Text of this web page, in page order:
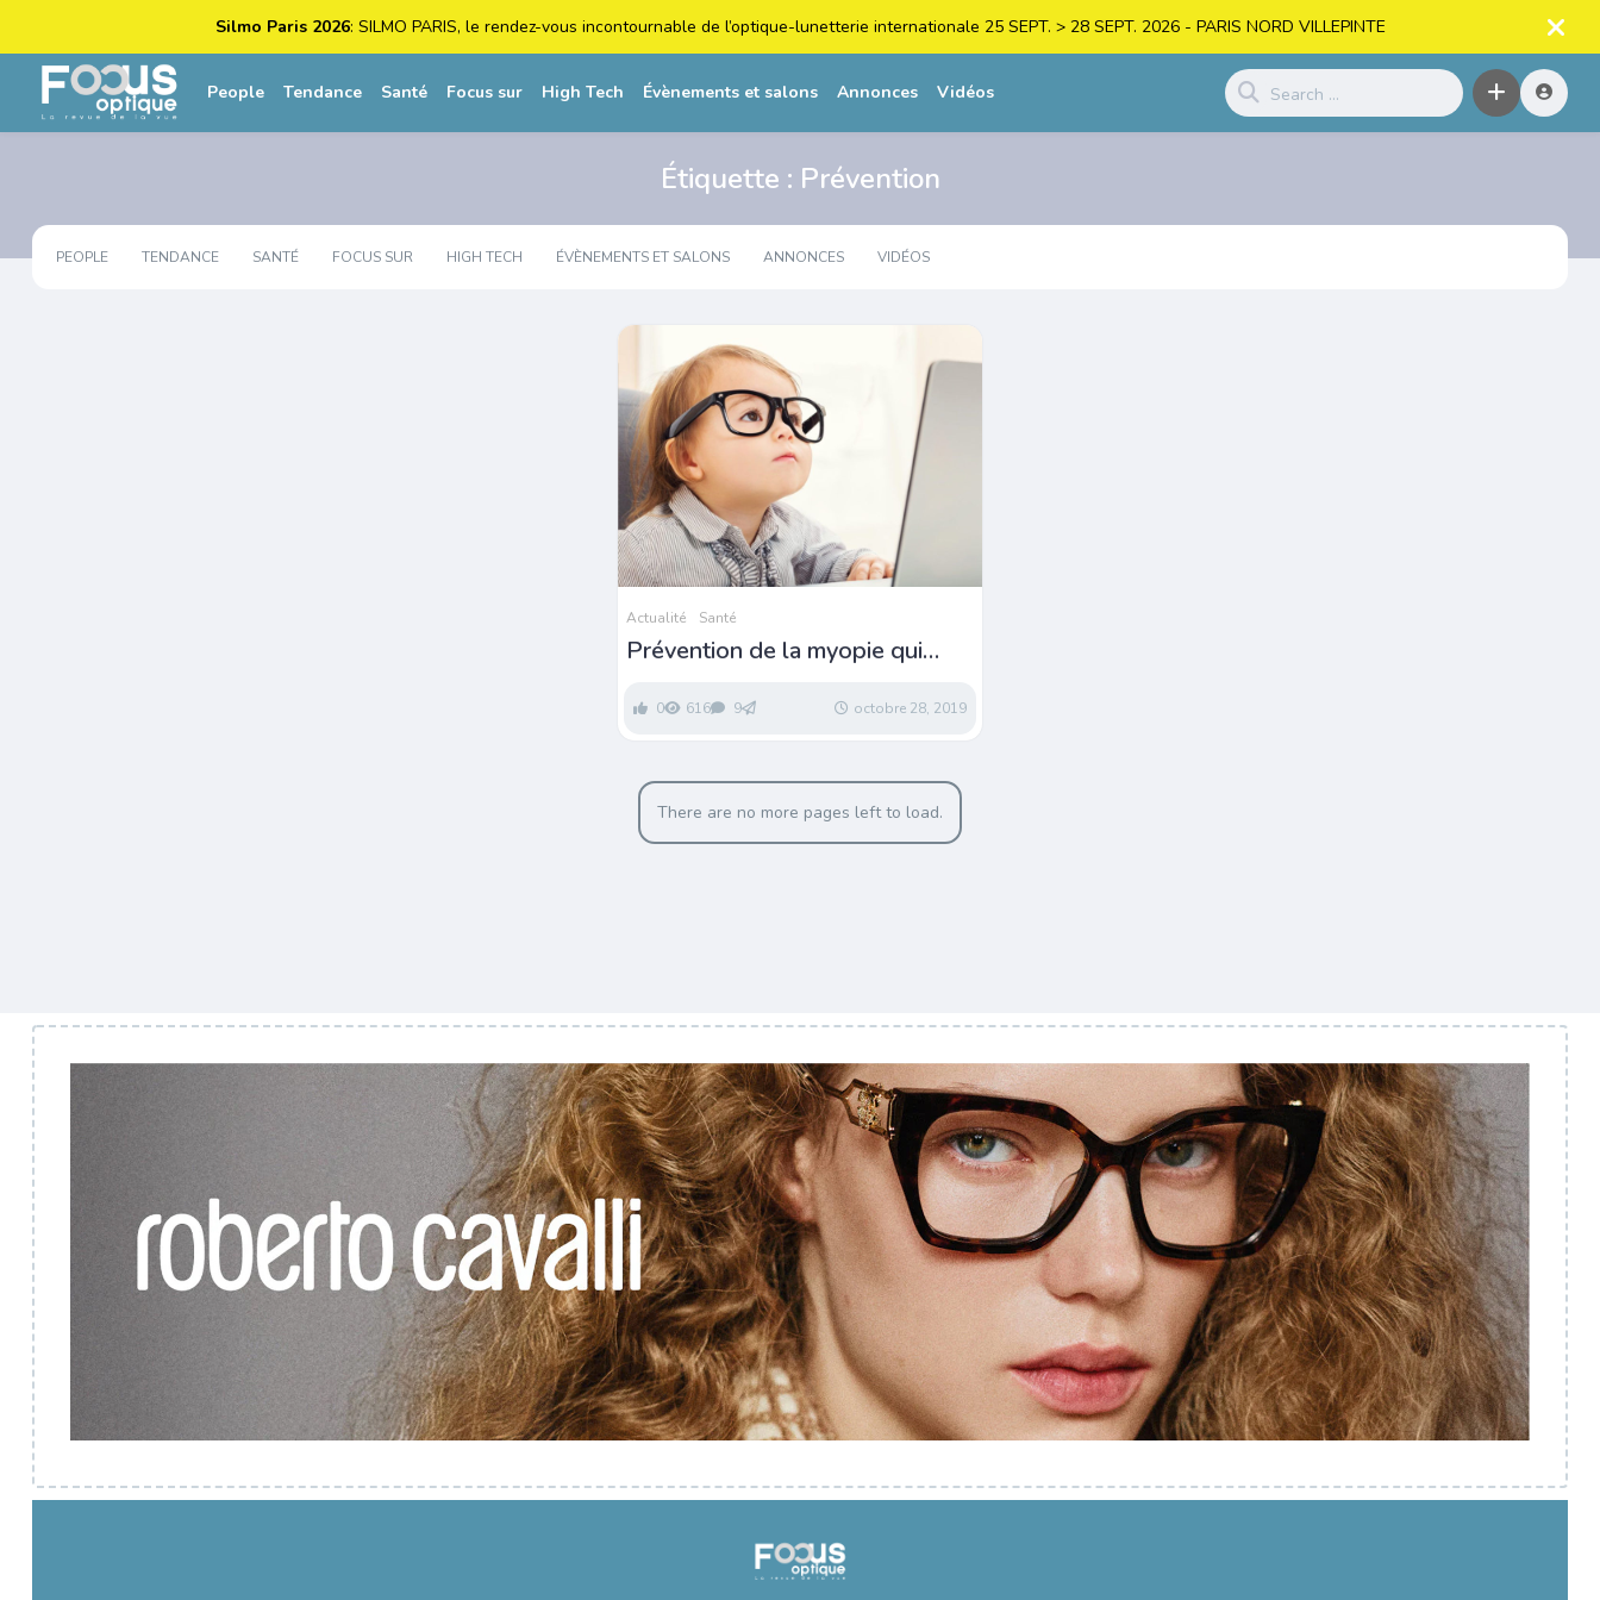
Silmo Paris 2026: SILMO PARIS, le rendez-vous incontournable de l’optique-lunetterie internationale 25 SEPT. > 28 SEPT. 2026 - PARIS NORD VILLEPINTE
People Tendance Santé Focus sur High Tech Évènements et salons Annonces Vidéos
Étiquette : Prévention
PEOPLE TENDANCE SANTÉ FOCUS SUR HIGH TECH ÉVÈNEMENTS ET SALONS ANNONCES VIDÉOS
Actualité Santé
Prévention de la myopie qui
0 616 9 octobre 28, 2019
There are no more pages left to load.